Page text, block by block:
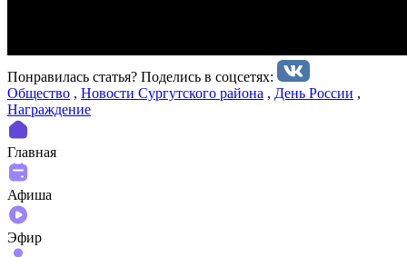
Понравилась статья? Поделиcь в соцсетях:
Общество , Новости Сургутского района , День России ,
Награждение
Главная
Афиша
Эфир